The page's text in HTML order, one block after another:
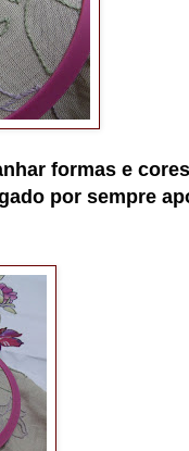
formas e
por sempre